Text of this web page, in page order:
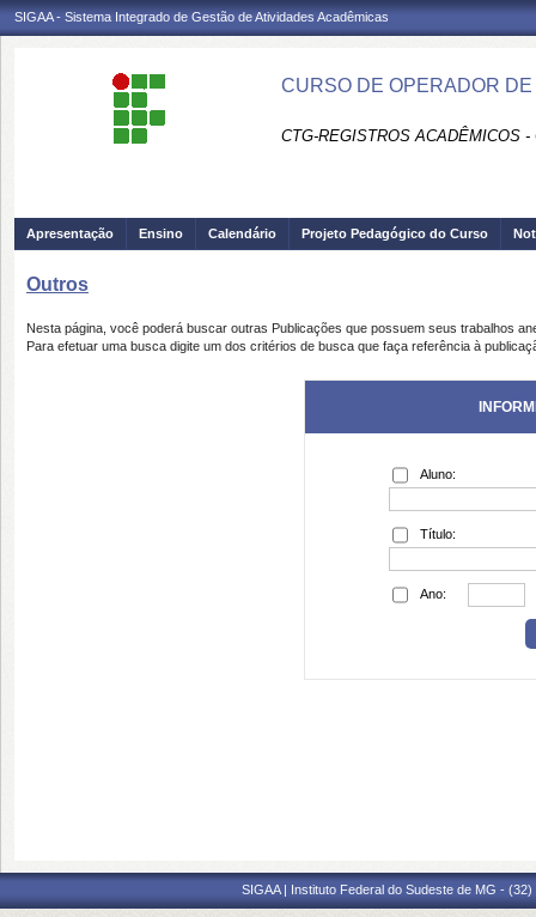
SIGAA - Sistema Integrado de Gestão de Atividades Acadêmicas
CURSO DE OPERADOR
CTG-REGISTROS ACADÊMICOS -
Apresentação Ensino Calendário Projeto Pedagógico do Curso
Outros
Nesta página, você poderá buscar outras Publicações que possuem seus trabalhos
Para efetuar uma busca digite um dos critérios de busca que faça referência à
Aluno:
Título:
Ano:
SIGAA | Instituto Federal do Sudeste de MG -